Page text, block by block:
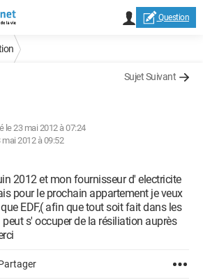
Question
Sujet Suivant
le 23 mai 2012 à 07:24
mai 2012 à 09:52
2012 et mon fournisseur d' electricite
pour le prochain appartement je veux
que EDF,( afin que tout soit fait dans les
s' occuper de la résiliation auprès